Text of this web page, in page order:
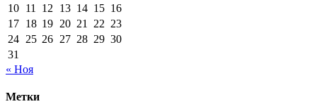
10 11 12 13 14 15 16
17 18 19 20 21 22 23
24 25 26 27 28 29 30
31
« Ноя
Метки